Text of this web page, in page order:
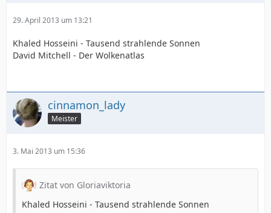
29. April 2013 um 13:21
Khaled Hosseini - Tausend strahlende Sonnen
David Mitchell - Der Wolkenatlas
cinnamon_lady
Meister
3. Mai 2013 um 15:36
Zitat von Gloriaviktoria
Khaled Hosseini - Tausend strahlende Sonnen